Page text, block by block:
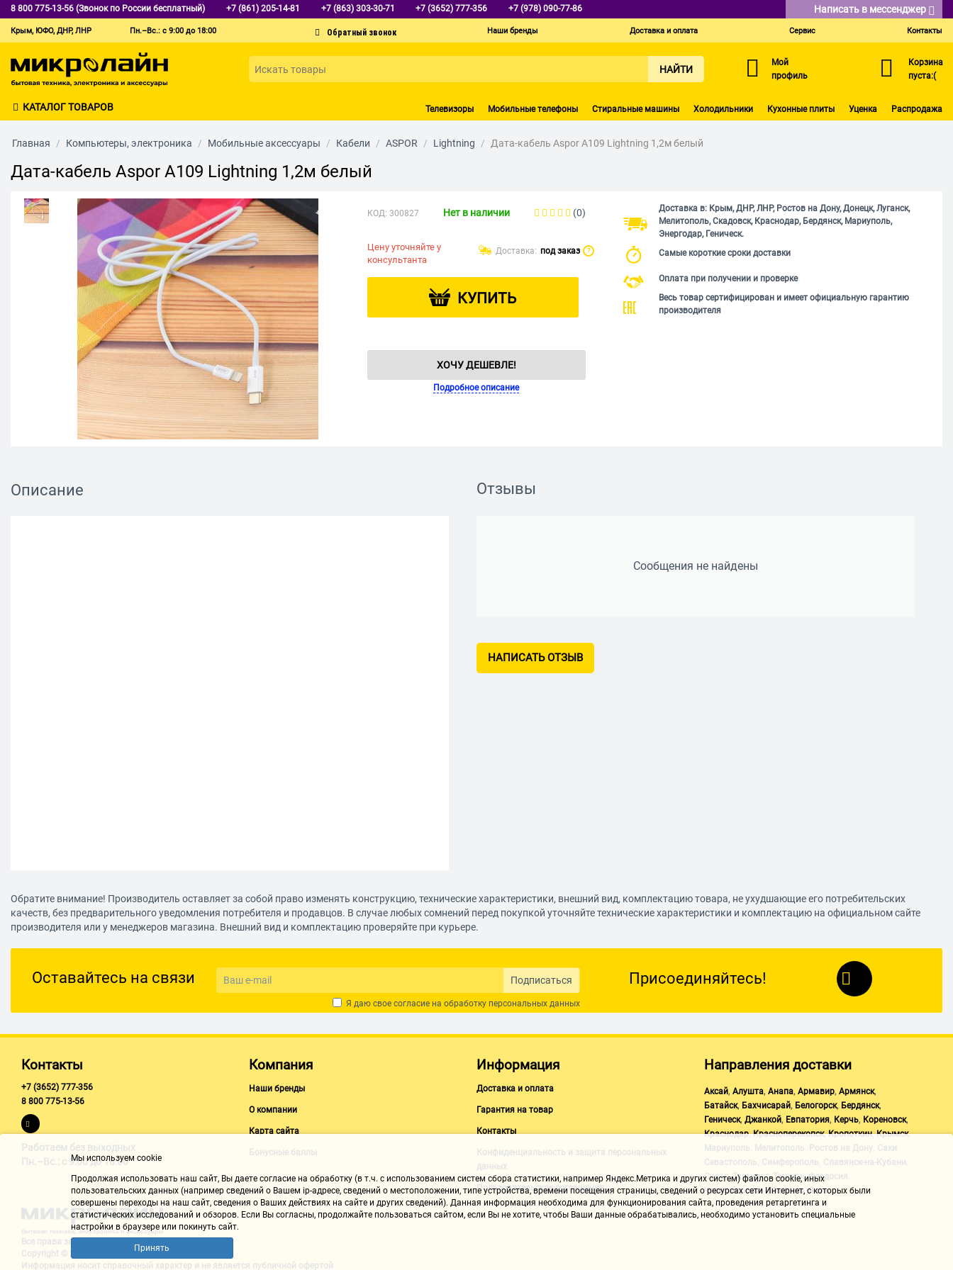
8 800 775-13-56 (Звонок по России бесплатный) +7 (861) 205-14-81 +7 (863) 303-30-71 +7 (3652) 777-356 +7 (978) 090-77-86 Написать в мессенджер
Крым, ЮФО, ДНР, ЛНР Пн.–Вс.: с 9:00 до 18:00 Наши бренды Доставка и оплата Сервис Контакты
НАЙТИ
Мой
профиль
Корзина
пуста:(
КАТАЛОГ ТОВАРОВ Телевизоры Мобильные телефоны Стиральные машины Холодильники Кухонные плиты Уценка Распродажа
Главная / Компьютеры, электроника / Мобильные аксессуары / Кабели / ASPOR / Lightning / Дата-кабель Aspor A109 Lightning 1,2м белый
Дата-кабель Aspor A109 Lightning 1,2м белый
КОД: 300827 Нет в наличии (0)
Цену уточняйте у
консультанта
Доставка: под заказ ?
КУПИТЬ
ХОЧУ ДЕШЕВЛЕ!
Подробное описание
Доставка в: Крым, ДНР, ЛНР, Ростов на Дону, Донецк, Луганск,
Мелитополь, Скадовск, Краснодар, Бердянск, Мариуполь,
Энергодар, Геническ.
Самые короткие сроки доставки
Оплата при получении и проверке
Весь товар сертифицирован и имеет официальную гарантию
производителя
Описание
Производитель
Aspor
Тип кабеля
Кабель для зарядки и синхронизации
Тип разъёмов
Длина кабеля
Цвет
Отзывы
Сообщения не найдены
НАПИСАТЬ ОТЗЫВ
Обратите внимание! Производитель оставляет за собой право изменять конструкцию, технические характеристики, внешний вид, комплектацию товара, не ухудшающие его потребительских
качеств, без предварительного уведомления потребителя и продавцов. В случае любых сомнений перед покупкой уточняйте технические характеристики и комплектацию на официальном сайте
производителя или у менеджеров магазина. Внешний вид и комплектацию проверяйте при курьере.
Оставайтесь на связи Подписаться
Я даю свое согласие на обработку персональных данных
Присоединяйтесь!
Контакты
+7 (3652) 777-356
8 800 775-13-56
Работаем без выходных
Пн.–Вс.: с 9:00 до 18:00
Компания
Наши бренды
О компании
Карта сайта
Бонусные баллы
Информация
Доставка и оплата
Гарантия на товар
Контакты
Конфиденциальность и защита персональных
данных
Пользовательское соглашение
Направления доставки
Аксай, Алушта, Анапа, Армавир, Армянск,
Батайск, Бахчисарай, Белогорск, Бердянск,
Геническ, Джанкой, Евпатория, Керчь, Кореновск,
Краснодар,Красноперекопск,Кропоткин,Крымск,
Мариуполь Мелитополь Ростов на Дону Саки
Севастополь Симферополь Славянск-на-Кубани
Судак,Таганрог,Темрюк,Феодосия
Черноморское ,Щелкино,Ялта
Все права защищены "Микролайн"
Copyright © 2002-2026
Информация носит справочный характер и не является публичной офертой
Мы используем cookie
Продолжая использовать наш cайт, Вы даете согласие на обработку (в т.ч. с использованием систем сбора статистики, например Яндекс.Метрика и других систем) файлов cookie, иных
пользовательских данных (например сведений о Вашем ip-адресе, сведений о местоположении, типе устройства, времени посещения страницы, сведений о ресурсах сети Интернет, с которых были
совершены переходы на наш сайт, сведения о Ваших действиях на сайте и других сведений). Данная информация необходима для функционирования сайта, проведения ретаргетинга и
статистических исследований и обзоров. Если Вы согласны, продолжайте пользоваться сайтом, если Вы не хотите, чтобы Ваши данные обрабатывались, необходимо установить специальные
настройки в браузере или покинуть сайт.
Принять